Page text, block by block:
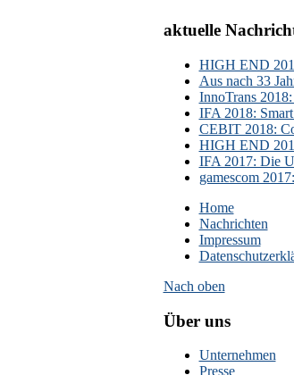
aktuelle
HIGH END
Aus nach 33
InnoTrans
IFA 2018:
CEBIT 2018:
HIGH END
IFA 2017: Die
gamescom
Home
Nachrichten
Impressum
Nach oben
Über uns
Unternehmen
Presse